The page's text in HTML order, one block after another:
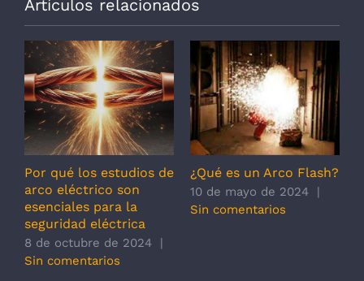
Artículos relacionados
Por qué los estudios de
arco eléctrico son
esenciales para la
seguridad eléctrica
8 de octubre de 2024
Sin comentarios
¿Qué es un Arco Flash?
10 de mayo de 2024
Sin comentarios